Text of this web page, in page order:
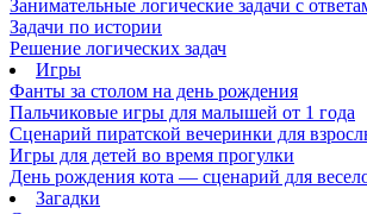
Занимательные логические задачи с
Задачи по истории
Решение логических задач
Игры
Фанты за столом на день рождения
Пальчиковые игры для малышей от 1 года
Сценарий пиратской вечеринки для
Игры для детей во время прогулки
День рождения кота — сценарий для
Загадки